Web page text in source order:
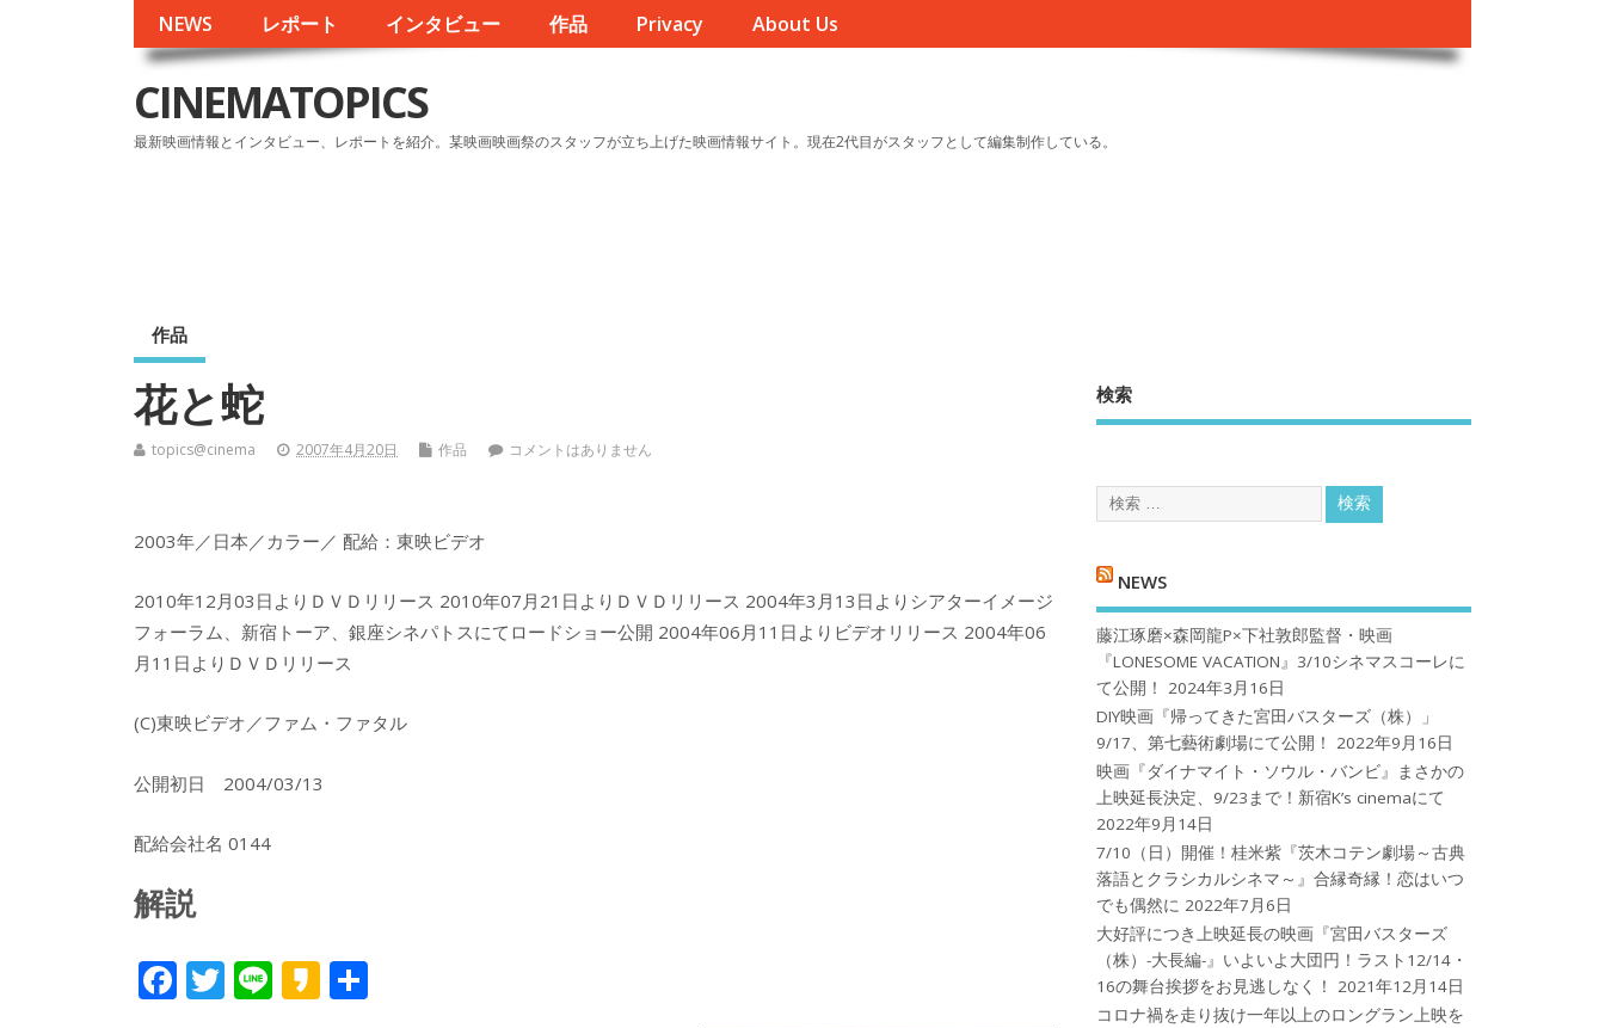
NEWS レポート インタビュー 作品 Privacy About Us
CINEMATOPICS
最新映画情報とインタビュー、レポートを紹介。某映画映画祭のスタッフが立ち上げた映画情報サイト。現在2代目がスタッフとして編集制作している。
作品
花と蛇
topics@cinema 2007年4月20日 作品 コメントはありません
2003年／日本／カラー／ 配給：東映ビデオ
2010年12月03日よりＤＶＤリリース 2010年07月21日よりＤＶＤリリース 2004年3月13日よりシアターイメージ
フォーラム、新宿トーア、銀座シネパトスにてロードショー公開 2004年06月11日よりビデオリリース 2004年06
月11日よりＤＶＤリリース
(C)東映ビデオ／ファム・ファタル
公開初日 2004/03/13
配給会社名 0144
解説
F T Li K
検索
NEWS
藤江琢磨×森岡龍P×下社敦郎監督・映画
『LONESOME VACATION』3/10シネマスコーレに
て公開！
2024年3月16日
DIY映画『帰ってきた宮田バスターズ（株）」
9/17、第七藝術劇場にて公開！
2022年9月16日
映画『ダイナマイト・ソウル・バンビ』まさかの
上映延長決定、9/23まで！新宿K’s cinemaにて
2022年9月14日
7/10（日）開催！桂米紫『茨木コテン劇場～古典
落語とクラシカルシネマ～』合縁奇縁！恋はいつ
でも偶然に 2022年7月6日
大好評につき上映延長の映画『宮田バスターズ
（株）-大長編-』いよいよ大団円！ラスト12/14・
16の舞台挨拶をお見逃しなく！
2021年12月14日
コロナ禍を⾛り抜け⼀年以上のロングラン上映を